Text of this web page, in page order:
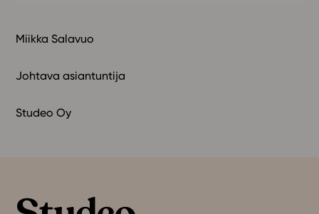
Miikka Salavuo
Johtava asiantuntija
Studeo Oy